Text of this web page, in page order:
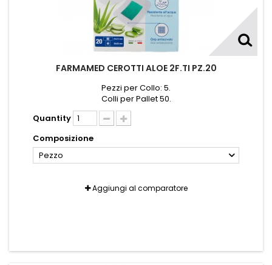
FARMAMED CEROTTI ALOE 2F.TI PZ.20
Pezzi per Collo: 5.
Colli per Pallet 50.
Quantity
Composizione
Pezzo
Aggiungi al comparatore